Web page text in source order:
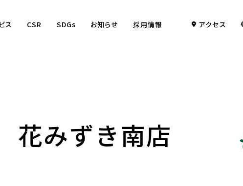
ス CSR SDGs お知らせ 採用情報 アクセス
みずき南店